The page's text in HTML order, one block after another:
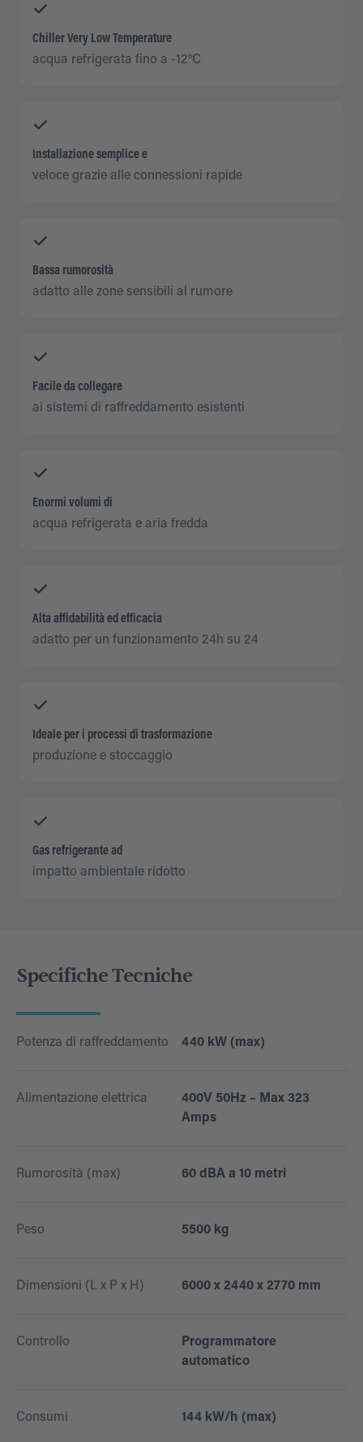
Chiller Very Low Temperature
acqua refrigerata fino a -12°C
Installazione semplice e
veloce grazie alle connessioni rapide
Bassa rumorosità
adatto alle zone sensibili al rumore
Facile da collegare
ai sistemi di raffreddamento esistenti
Enormi volumi di
acqua refrigerata e aria fredda
Alta affidabilità ed efficacia
adatto per un funzionamento 24h su 24
Ideale per i processi di trasformazione
produzione e stoccaggio
Gas refrigerante ad
impatto ambientale ridotto
Specifiche Tecniche
Potenza di raffreddamento 440 kW (max)
Alimentazione elettrica
400V 50Hz – Max 323
Amps
Rumorosità (max) 60 dBA a 10 metri
Peso 5500 kg
Dimensioni (L x P x H) 6000 x 2440 x 2770 mm
Controllo
Programmatore
automatico
Consumi 144 kW/h (max)